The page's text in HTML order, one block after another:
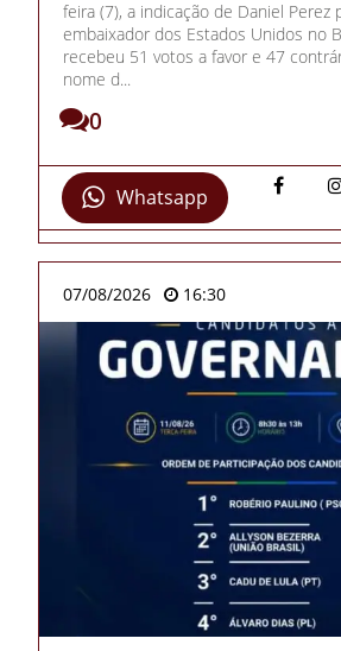
feira (7), a indicação de Daniel Perez
embaixador dos Estados Unidos no
recebeu 51 votos a favor e 47
nome d...
0
Whatsapp
07/08/2026 16:30